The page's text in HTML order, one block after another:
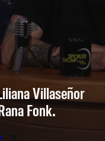
Villaseñor
Fonk.